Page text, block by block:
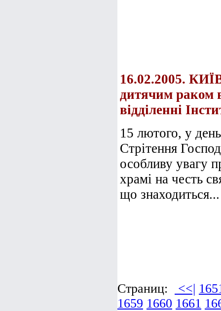
16.02.2005.
дитячим раком
відділенні
15 лютого, у
Стрітення
особливу увагу
храмі на честь
що знаходиться...
Страниц: <<|
1659 1660 1661